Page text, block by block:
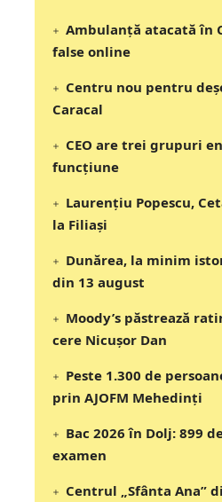
Ambulanță atacată în
false online
Centru nou pentru
Caracal
CEO are trei grupuri
funcțiune
Laurențiu Popescu,
la Filiași
Dunărea, la minim
din 13 august
Moody’s păstrează
cere Nicușor Dan
Peste 1.300 de
prin AJOFM Mehedinți
Bac 2026 în Dolj: 899
examen
Centrul „Sfânta Ana”